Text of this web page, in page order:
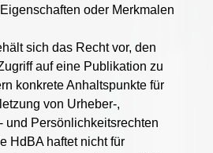
oder Merkmalen
sich das Recht vor, den
auf eine Publikation zu
konkrete Anhaltspunkte für
von Urheber-,
und Persönlichkeitsrechten
HdBA haftet nicht für